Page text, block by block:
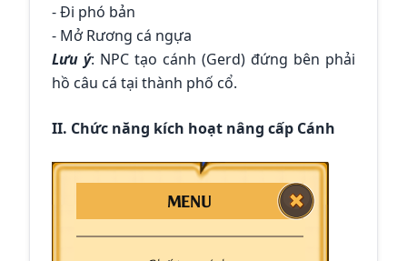
- Đi phó bản
- Mở Rương cá ngựa
Lưu ý: NPC tạo cánh (Gerd) đứng bên phải
hồ câu cá tại thành phố cổ.
II. Chức năng kích hoạt nâng cấp Cánh